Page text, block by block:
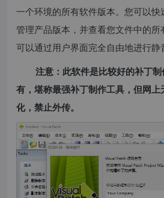
一个环境的所有软件版本。您可以
管理产品版本，并查看您文件中的
可以通过用户界面完全自由地进行静
注意：此软件是比较好的补丁
有，堪称最强补丁制作工具，但网上
化，禁止外传。